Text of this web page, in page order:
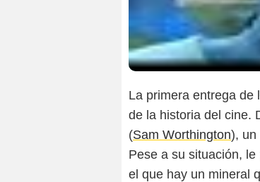
La primera entrega de
de la historia del cine.
(Sam Worthington), un
Pese a su situación,
el que hay un mineral